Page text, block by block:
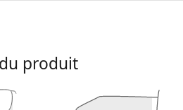
entièrement le verre, et
à tous les verres, y
lunettes dans leur étui
est idéal pour le nettoyage et
sac en tissu au lieu d'un chiffon.
produit